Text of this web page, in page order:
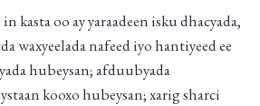
kasta oo ay yaraadeen isku dhacyada,
waxyeelada nafeed iyo hantiyeed ee
hubeysan; afduubyada
kooxo hubeysan; xarig sharci